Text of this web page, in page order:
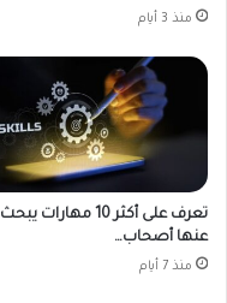
منذ 3 أيام
تعرف على أكثر 10 مهارات يبحث
عنها أصحاب…
منذ 7 أيام